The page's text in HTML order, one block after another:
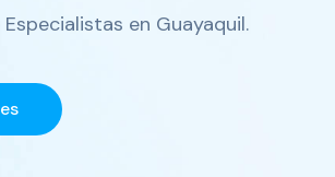
en Guayaquil.